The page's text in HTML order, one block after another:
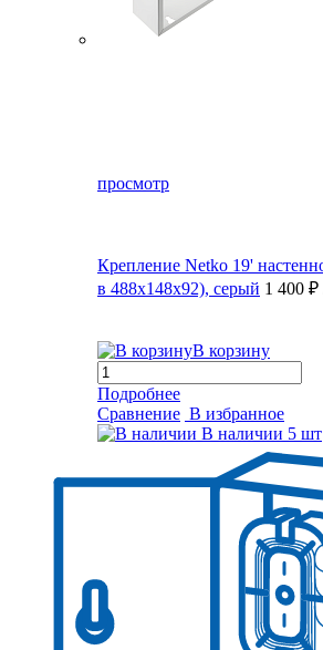
просмотр
Крепление Netko 19'
в 488х148х92), серый 1 400 ₽
В корзину
Подробнее
Сравнение В избранное
В наличии 5 шт